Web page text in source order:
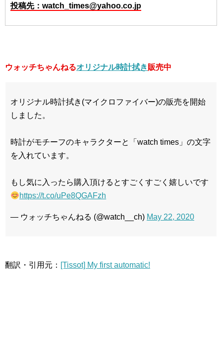
投稿先：watch_times@yahoo.co.jp
ウォッチちゃんねるオリジナル時計拭き販売中
オリジナル時計拭き(マイクロファイバー)の販売を開始
しました。
時計がモチーフのキャラクターと「watch times」の文字
を入れています。
もし気に入ったら購入頂けるとすごくすごく嬉しいです
https://t.co/uPe8QGAFzh
— ウォッチちゃんねる (@watch__ch) May 22, 2020
翻訳・引用元： [Tissot] My first automatic!